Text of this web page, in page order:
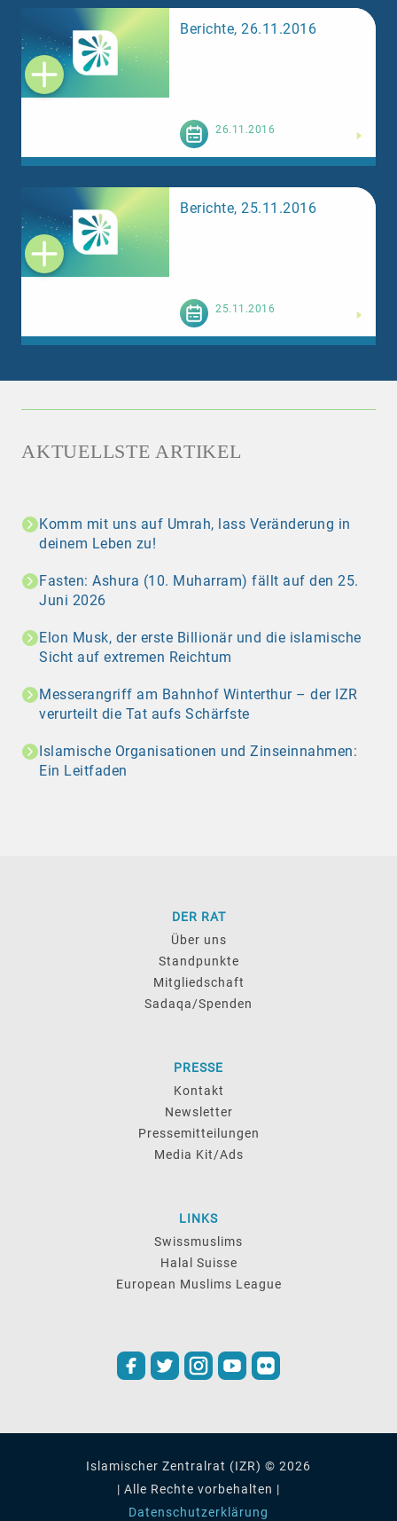
Berichte, 26.11.2016
26.11.2016
Berichte, 25.11.2016
25.11.2016
AKTUELLSTE ARTIKEL
Komm mit uns auf Umrah, lass Veränderung in
deinem Leben zu!
Fasten: Ashura (10. Muharram) fällt auf den 25.
Juni 2026
Elon Musk, der erste Billionär und die islamische
Sicht auf extremen Reichtum
Messerangriff am Bahnhof Winterthur – der IZR
verurteilt die Tat aufs Schärfste
Islamische Organisationen und Zinseinnahmen:
Ein Leitfaden
DER RAT
Über uns
Standpunkte
Mitgliedschaft
Sadaqa/Spenden
PRESSE
Kontakt
Newsletter
Pressemitteilungen
Media Kit/Ads
LINKS
Swissmuslims
Halal Suisse
European Muslims League
Islamischer Zentralrat (IZR) © 2026
| Alle Rechte vorbehalten |
Datenschutzerklärung